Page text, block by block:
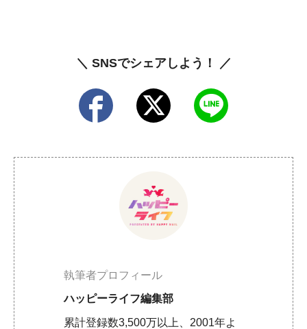
＼ SNSでシェアしよう！ ／
執筆者プロフィール
ハッピーライフ編集部
累計登録数3,500万以上、2001年よ